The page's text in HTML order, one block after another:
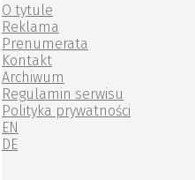
O tytule
Reklama
Prenumerata
Kontakt
Archiwum
Regulamin serwisu
Polityka prywatności
EN
DE